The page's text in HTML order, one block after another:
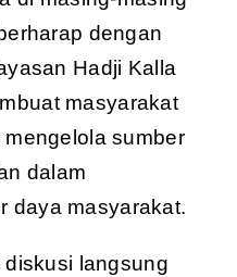
dengan
Hadji Kalla
masyarakat
sumber
dalam
daya masyarakat.
langsung